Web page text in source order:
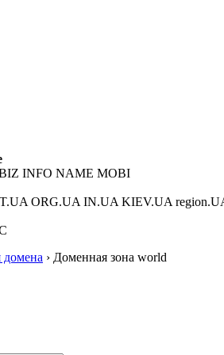
INFO NAME MOBI
ORG.UA IN.UA KIEV.UA
домена › Доменная зона world